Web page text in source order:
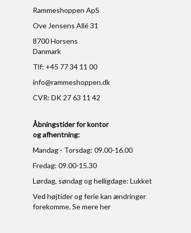
Rammeshoppen ApS
Ove Jensens Allé 31
8700 Horsens
Danmark
Tlf: +45 77 34 11 00
info@rammeshoppen.dk
CVR: DK 27 63 11 42
Åbningstider for kontor
og afhentning:
Mandag - Torsdag: 09.00-16.00
Fredag: 09.00-15.30
Lørdag, søndag og helligdage: Lukket
Ved højtider og ferie kan ændringer
forekomme. Se mereher